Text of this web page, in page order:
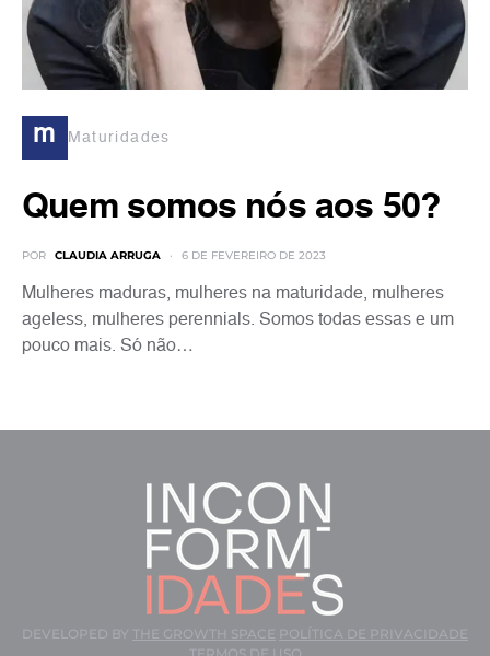
m Maturidades
Quem somos nós aos 50?
POR CLAUDIA ARRUGA 6 DE FEVEREIRO DE 2023
Mulheres maduras, mulheres na maturidade, mulheres
ageless, mulheres perennials. Somos todas essas e um
pouco mais. Só não…
DEVELOPED BY THE GROWTH SPACE POLÍTICA DE PRIVACIDADE